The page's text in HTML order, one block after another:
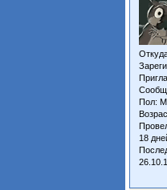
Пол:
18